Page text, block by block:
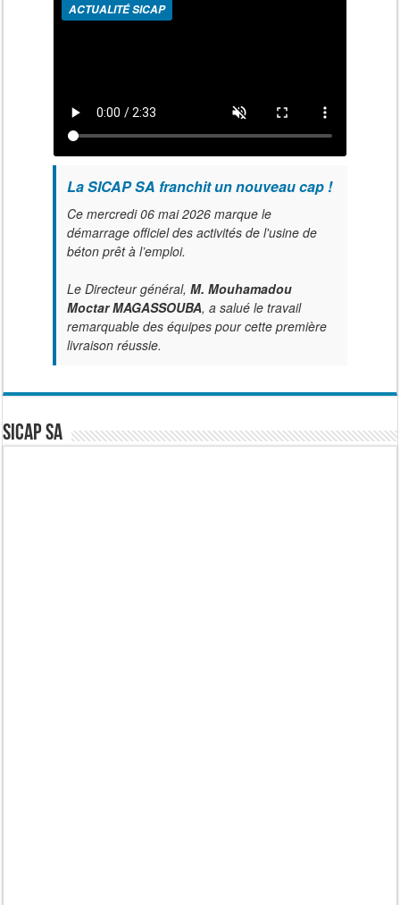
ACTUALITÉ SICAP
La SICAP SA franchit un nouveau cap !
Ce mercredi 06 mai 2026 marque le
démarrage officiel des activités de l'usine de
béton prêt à l’emploi.
Le Directeur général, M. Mouhamadou
Moctar MAGASSOUBA, a salué le travail
remarquable des équipes pour cette première
livraison réussie.
SICAP SA